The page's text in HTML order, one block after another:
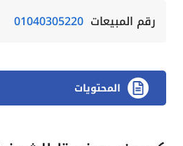
رقم المبيعات 01040305220
المحتويات